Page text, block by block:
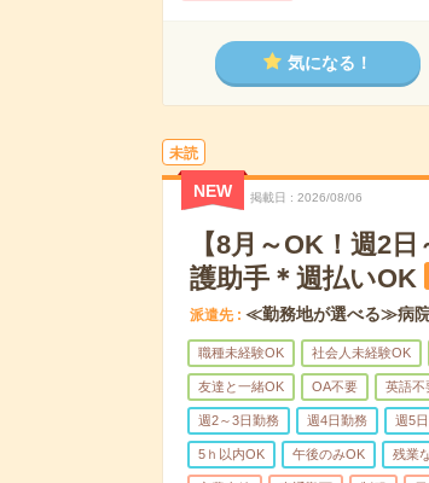
気になる！
未読
NEW 掲載日 2026/08/06
【8月～OK！週2
護助手＊週払いOK
派遣先 ≪勤務地が選べる≫病院
職種未経験OK 社会人未経験OK
友達と一緒OK OA不要 英語不
週2～3日勤務 週4日勤務 週5
5ｈ以内OK 午後のみOK 残業